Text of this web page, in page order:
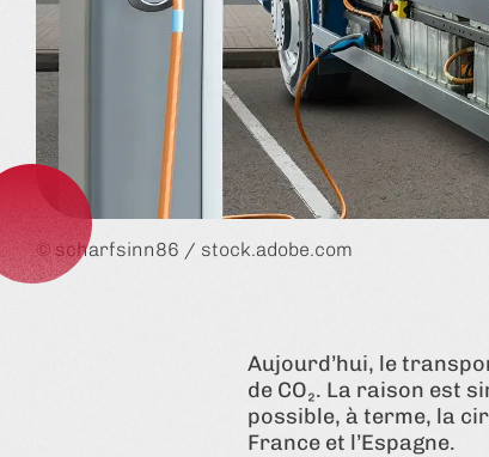
© scharfsinn86 / stock.adobe.com
Aujourd’hui, le
de CO₂. La raison est
possible, à terme, la
France et l’Espagne.